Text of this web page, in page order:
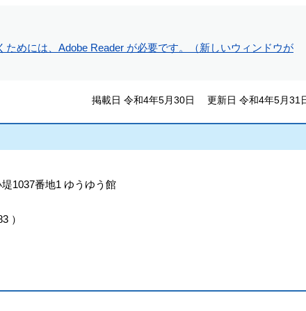
ためには、Adobe Reader が必要です。（新しいウィンドウが
掲載日 令和4年5月30日 更新日 令和4年5月31
1037番地1 ゆうゆう館
）